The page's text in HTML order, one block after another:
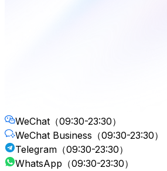
WeChat （09:30-23:30）
WeChat Business （09:30-23:30）
Telegram （09:30-23:30）
WhatsApp （09:30-23:30）